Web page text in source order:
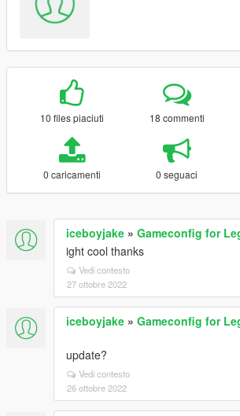
10 files piaciuti 18 commenti
0 caricamenti 0 seguaci
iceboyjake » Gameconfig for
ight cool thanks
Vedi contesto
27 ottobre 2022
iceboyjake » Gameconfig for
update?
Vedi contesto
26 ottobre 2022